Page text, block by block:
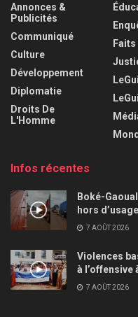
Annonces &
Publicités
Communiqué
Culture
Développement
Diplomatie
Droits De
L'Homme
Infos récentes
Boké-
hors
7 AOÛT 2026
Violences
à l’offensive
7 AOÛT 2026